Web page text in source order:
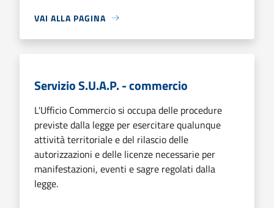
VAI ALLA PAGINA
Servizio S.U.A.P. - commercio
L'Ufficio Commercio si occupa delle procedure
previste dalla legge per esercitare qualunque
attività territoriale e del rilascio delle
autorizzazioni e delle licenze necessarie per
manifestazioni, eventi e sagre regolati dalla
legge.